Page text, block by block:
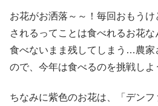
お花がお洒落～～！毎回おもう
されるってことは食べれるお花
食べないまま残してしまう…農家
ので、今年は食べるのを挑戦し
ちなみに紫色のお花は、「デン